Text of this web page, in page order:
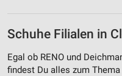
Schuhe Filialen in
Egal ob RENO und
findest Du alles zum